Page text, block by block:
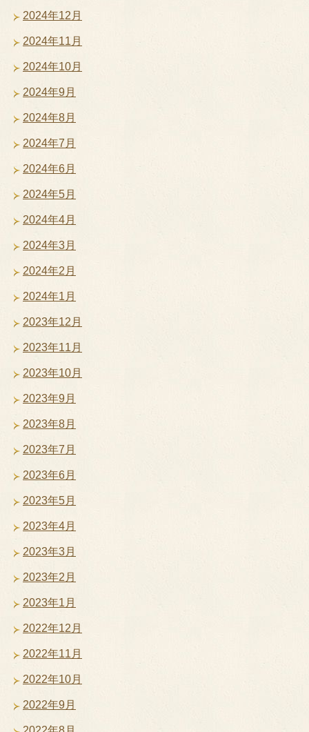
2024年12月
2024年11月
2024年10月
2024年9月
2024年8月
2024年7月
2024年6月
2024年5月
2024年4月
2024年3月
2024年2月
2024年1月
2023年12月
2023年11月
2023年10月
2023年9月
2023年8月
2023年7月
2023年6月
2023年5月
2023年4月
2023年3月
2023年2月
2023年1月
2022年12月
2022年11月
2022年10月
2022年9月